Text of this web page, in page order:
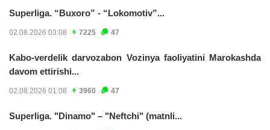
Superliga. “Buxoro” - “Lokomotiv”...
02.08.2026 03:08 7225 47
Kabo-verdelik darvozabon Vozinya faoliyatini Marokashda
davom ettirishi...
02.08.2026 01:08 3960 47
Superliga. "Dinamo" – "Neftchi" (matnli...